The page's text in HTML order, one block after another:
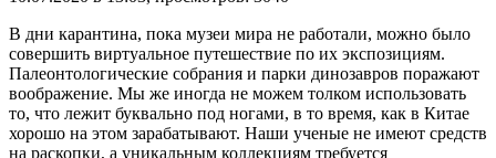
В дни карантина, пока музеи мира не работали, можно было
совершить виртуальное путешествие по их экспозициям.
Палеонтологические собрания и парки динозавров поражают
воображение. Мы же иногда не можем толком использовать
то, что лежит буквально под ногами, в то время, как в Китае
хорошо на этом зарабатывают. Наши ученые не имеют средств
на раскопки, а уникальным коллекциям требуется